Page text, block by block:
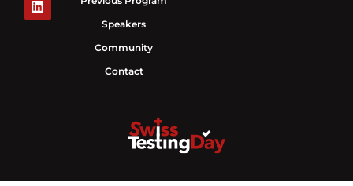
Speakers
Community
Contact